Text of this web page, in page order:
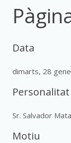
Data
dimarts, 28
Sr. Salvador
Motiu